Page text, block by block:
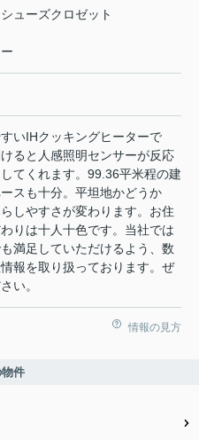
ューズクロゼット
いIHクッキングヒーターで
ると人感照明センサーが反応
てくれます。99.36平米程の建
スも十分。平坦地かどうか
しやすさが変わります。お住
りは十人十色です。当社では
満足していただけるよう、数
報を取り扱っております。ぜ
い。
情報の見方
件